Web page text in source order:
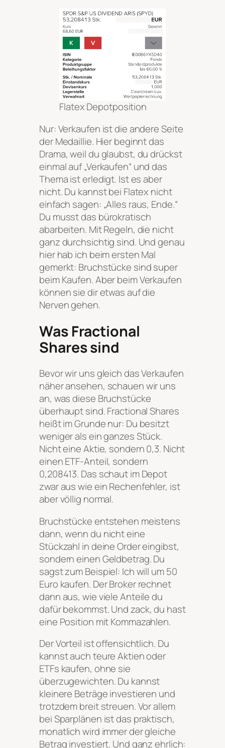
Flatex Depotposition
Nur: Verkaufen ist die andere Seite
der Medaillie. Hier beginnt das
Drama, weil du glaubst, du drückst
einmal auf „Verkaufen“ und das
Thema ist erledigt. Ist es aber
nicht. Du kannst bei Flatex nicht
einfach sagen: „Alles raus, Ende.“
Du musst das bürokratisch
abarbeiten. Mit Regeln, die nicht
ganz durchsichtig sind. Und genau
hier hab ich beim ersten Mal
gemerkt: Bruchstücke sind super
beim Kaufen. Aber beim Verkaufen
können sie dir etwas auf die
Nerven gehen.
Was Fractional
Shares sind
Bevor wir uns gleich das Verkaufen
näher ansehen, schauen wir uns
an, was diese Bruchstücke
überhaupt sind. Fractional Shares
heißt im Grunde nur: Du besitzt
weniger als ein ganzes Stück.
Nicht eine Aktie, sondern 0,3. Nicht
einen ETF-Anteil, sondern
0,208413. Das schaut im Depot
zwar aus wie ein Rechenfehler, ist
aber völlig normal.
Bruchstücke entstehen meistens
dann, wenn du nicht eine
Stückzahl in deine Order eingibst,
sondern einen Geldbetrag. Du
sagst zum Beispiel: Ich will um 50
Euro kaufen. Der Broker rechnet
dann aus, wie viele Anteile du
dafür bekommst. Und zack, du hast
eine Position mit Kommazahlen.
Der Vorteil ist offensichtlich. Du
kannst auch teure Aktien oder
ETFs kaufen, ohne sie
überzugewichten. Du kannst
kleinere Beträge investieren und
trotzdem breit streuen. Vor allem
bei Sparplänen ist das praktisch,
monatlich wird immer der gleiche
Betrag investiert. Und ganz ehrlich: